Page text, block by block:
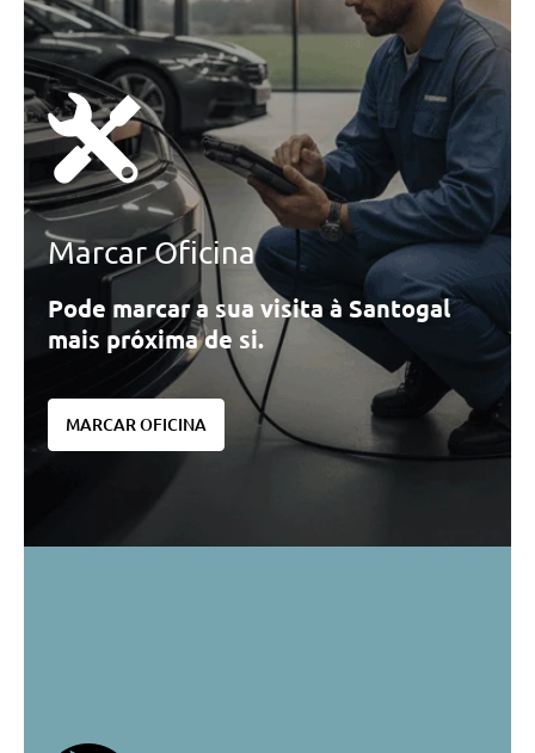
Marcar Oficina
Pode marcar a sua visita à Santogal
mais próxima de si.
MARCAR OFICINA